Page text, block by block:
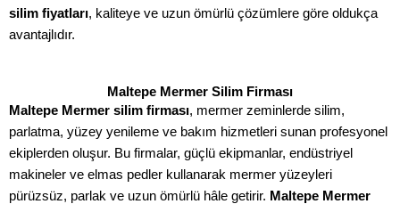
silim fiyatları, kaliteye ve uzun ömürlü çözümlere göre oldukça
avantajlıdır.
Maltepe Mermer Silim Firması
Maltepe Mermer silim firması, mermer zeminlerde silim,
parlatma, yüzey yenileme ve bakım hizmetleri sunan profesyonel
ekiplerden oluşur. Bu firmalar, güçlü ekipmanlar, endüstriyel
makineler ve elmas pedler kullanarak mermer yüzeyleri
pürüzsüz, parlak ve uzun ömürlü hâle getirir. Maltepe Mermer